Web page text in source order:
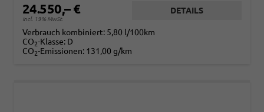
24.550,– €
incl. 19% MwSt.
DETAILS
Verbrauch kombiniert: 5,80 l/100km
CO2-Klasse: D
CO2-Emissionen: 131,00 g/km